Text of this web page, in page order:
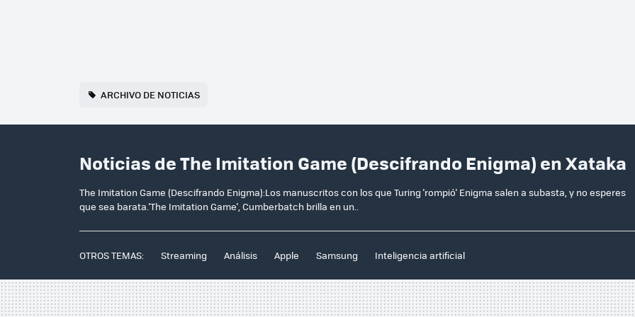
ARCHIVO DE NOTICIAS
Noticias de The Imitation Game (Descifrando Enigma) en Xataka
The Imitation Game (Descifrando Enigma):Los manuscritos con los que Turing 'rompió' Enigma salen a subasta, y no esperes
que sea barata.'The Imitation Game', Cumberbatch brilla en un..
OTROS TEMAS: Streaming Análisis Apple Samsung Inteligencia artificial